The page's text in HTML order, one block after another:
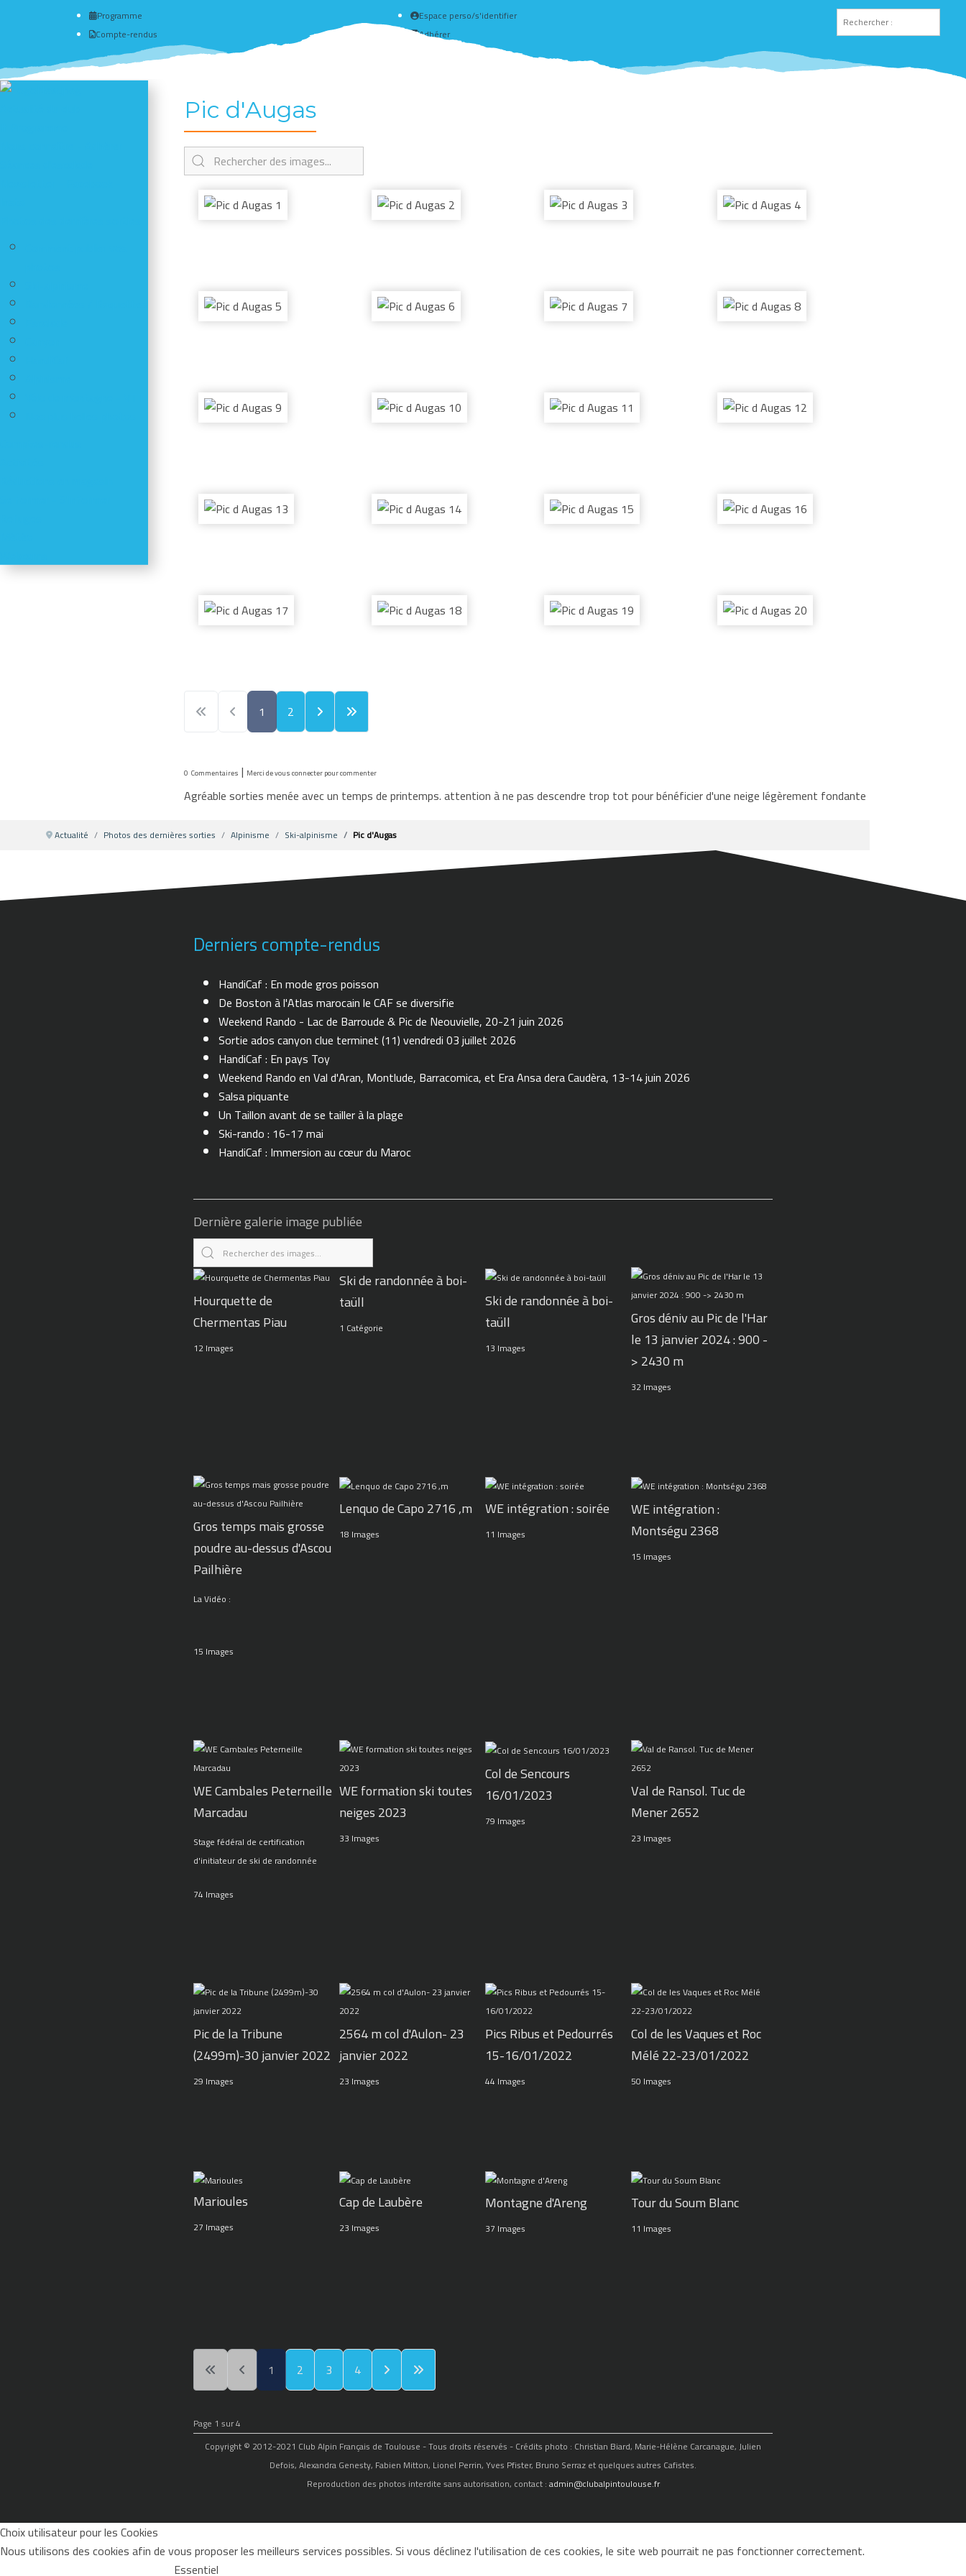
Programme
Compte-rendus
Espace perso/s'identifier
Adhérer
Créer un compte
Pic d'Augas
1 2
0 Commentaires | Merci de vous connecter pour commenter
Agréable sorties menée avec un temps de printemps. attention à ne pas descendre trop tot pour bénéficier d'une neige légèrement fondante
Actualité Photos des dernières sorties Alpinisme Ski-alpinisme Pic d'Augas
Derniers compte-rendus
HandiCaf : En mode gros poisson
De Boston à l'Atlas marocain le CAF se diversifie
Weekend Rando - Lac de Barroude & Pic de Neouvielle, 20-21 juin 2026
Sortie ados canyon clue terminet (11) vendredi 03 juillet 2026
HandiCaf : En pays Toy
Weekend Rando en Val d'Aran, Montlude, Barracomica, et Era Ansa dera Caudèra, 13-14 juin 2026
Salsa piquante
Un Taillon avant de se tailler à la plage
Ski-rando : 16-17 mai
HandiCaf : Immersion au cœur du Maroc
Dernière galerie image publiée
Hourquette de
Chermentas Piau
12 Images
Ski de randonnée à boi-
taüll
1 Catégorie
Ski de randonnée à boi-
taüll
13 Images
Gros déniv au Pic de l'Har
le 13 janvier 2024 : 900 -
> 2430 m
32 Images
Gros temps mais grosse
poudre au-dessus d'Ascou
Pailhière
La Vidéo :
15 Images
Lenquo de Capo 2716 ,m
18 Images
WE intégration : soirée
11 Images
WE intégration :
Montségu 2368
15 Images
WE Cambales Peterneille
Marcadau
Stage fédéral de certification
d'initiateur de ski de randonnée
74 Images
WE formation ski toutes
neiges 2023
33 Images
Col de Sencours
16/01/2023
79 Images
Val de Ransol. Tuc de
Mener 2652
23 Images
Pic de la Tribune
(2499m)-30 janvier 2022
29 Images
2564 m col d'Aulon- 23
janvier 2022
23 Images
Pics Ribus et Pedourrés
15-16/01/2022
44 Images
Col de les Vaques et Roc
Mélé 22-23/01/2022
50 Images
Marioules
27 Images
Cap de Laubère
23 Images
Montagne d'Areng
37 Images
Tour du Soum Blanc
11 Images
1 2 3 4
Page 1 sur 4
Copyright © 2012-2021 Club Alpin Français de Toulouse - Tous droits réservés - Crédits photo : Christian Biard, Marie-Hélène Carcanague, Julien
Defois, Alexandra Genesty, Fabien Mitton, Lionel Perrin, Yves Pfister, Bruno Serraz et quelques autres Cafistes.
Reproduction des photos interdite sans autorisation, contact :admin@clubalpintoulouse.fr
Choix utilisateur pour les Cookies
Nous utilisons des cookies afin de vous proposer les meilleurs services possibles. Si vous déclinez l'utilisation de ces cookies, le site web pourrait ne pas fonctionner correctement.
Essentiel